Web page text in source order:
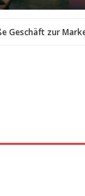
Geschäft zur
AI-Projekten
Bayerischen Bio-